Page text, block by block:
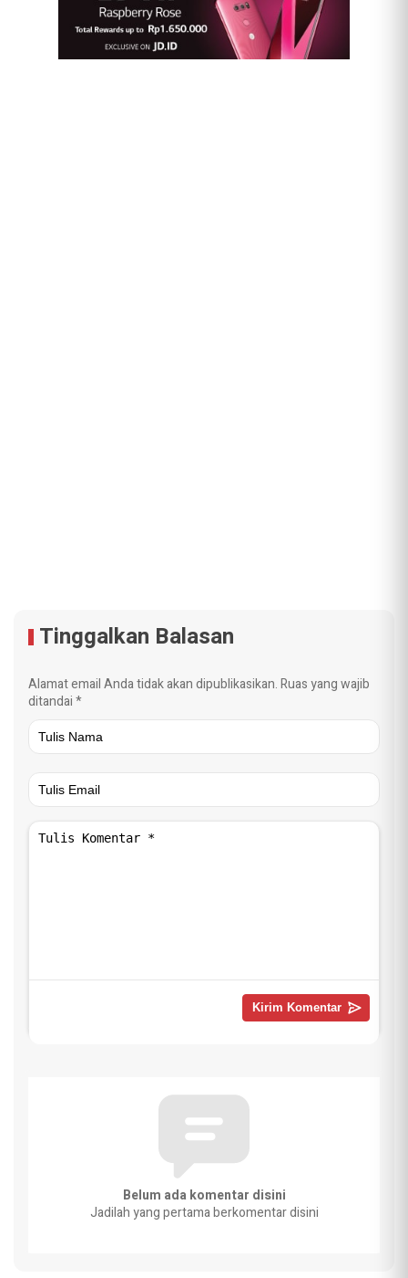
Tinggalkan Balasan
Alamat email Anda tidak akan dipublikasikan.Ruas yang wajib
ditandai*
Belum ada komentar disini
Jadilah yang pertama berkomentar disini